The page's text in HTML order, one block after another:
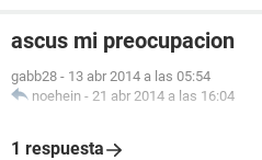
ascus mi preocupacion
gabb28 - 13 abr 2014 a las 05:54
noehein - 21 abr 2014 a las 16:04
1 respuesta